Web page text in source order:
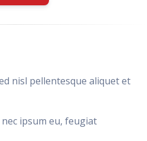
nisl pellentesque aliquet et
ipsum eu, feugiat